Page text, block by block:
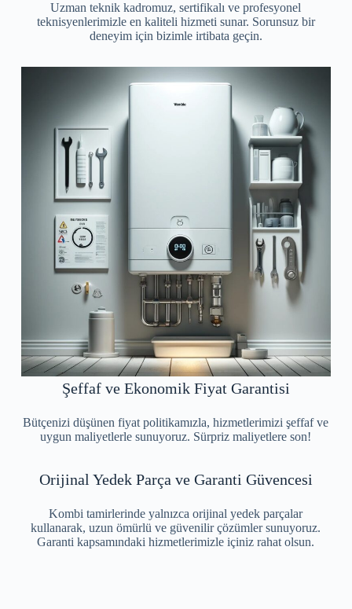
Uzman teknik kadromuz, sertifikalı ve profesyonel
teknisyenlerimizle en kaliteli hizmeti sunar. Sorunsuz bir
deneyim için bizimle irtibata geçin.
Şeffaf ve Ekonomik Fiyat Garantisi
Bütçenizi düşünen fiyat politikamızla, hizmetlerimizi şeffaf ve
uygun maliyetlerle sunuyoruz. Sürpriz maliyetlere son!
Orijinal Yedek Parça ve Garanti Güvencesi
Kombi tamirlerinde yalnızca orijinal yedek parçalar
kullanarak, uzun ömürlü ve güvenilir çözümler sunuyoruz.
Garanti kapsamındaki hizmetlerimizle içiniz rahat olsun.